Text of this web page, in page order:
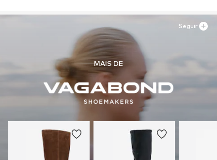
MAIS DE
Seguir